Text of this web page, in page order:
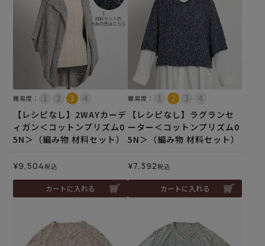
難易度：
【レシピなし】2WAYカーデ
ィガン＜コットンプリズム0
5N＞（編み物 材料セット）
¥9,504税込
カートに入れる
難易度：
【レシピなし】ラグランセ
ーター＜コットンプリズム0
5N＞（編み物 材料セット）
¥7,392税込
カートに入れる